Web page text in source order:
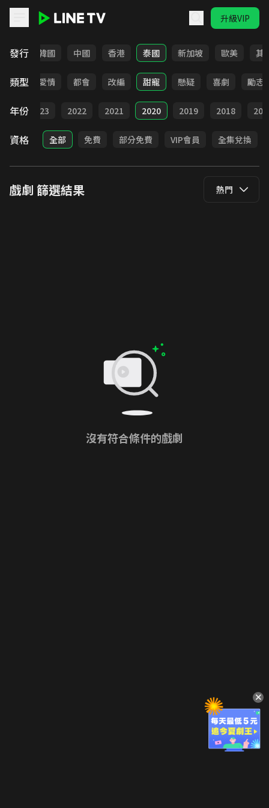
升級VIP
發行
日本 韓國 中國 香港 泰國 新加坡 歐美 其
類型
古裝 愛情 都會 改編 甜寵 懸疑 喜劇 勵志
年份 2023 2022 2021 2020 2019 2018
資格 全部 免費 部分免費 VIP會員 全集兌換
戲劇 篩選結果 熱門
沒有符合條件的戲劇